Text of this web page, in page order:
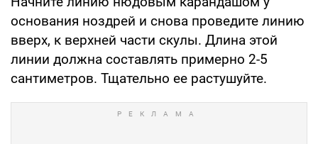
основания ноздрей и снова проведите линию
вверх, к верхней части скулы. Длина этой
линии должна составлять примерно 2-5
сантиметров. Тщательно ее растушуйте.